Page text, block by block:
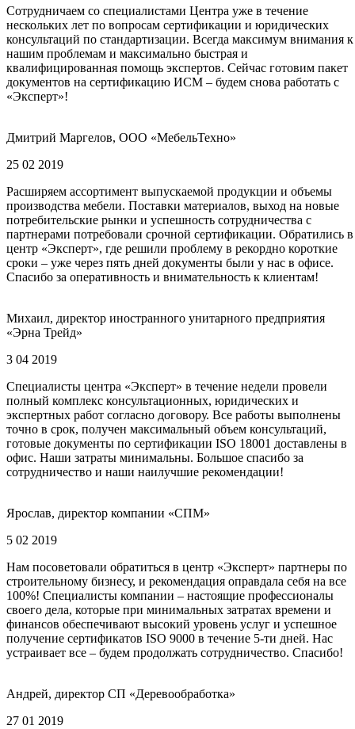
Сотрудничаем со специалистами Центра уже в течение
нескольких лет по вопросам сертификации и юридических
консультаций по стандартизации. Всегда максимум внимания к
нашим проблемам и максимально быстрая и
квалифицированная помощь экспертов. Сейчас готовим пакет
документов на сертификацию ИСМ – будем снова работать с
«Эксперт»!
Дмитрий Маргелов, ООО «МебельТехно»
25 02 2019
Расширяем ассортимент выпускаемой продукции и объемы
производства мебели. Поставки материалов, выход на новые
потребительские рынки и успешность сотрудничества с
партнерами потребовали срочной сертификации. Обратились в
центр «Эксперт», где решили проблему в рекордно короткие
сроки – уже через пять дней документы были у нас в офисе.
Спасибо за оперативность и внимательность к клиентам!
Михаил, директор иностранного унитарного предприятия
«Эрна Трейд»
3 04 2019
Специалисты центра «Эксперт» в течение недели провели
полный комплекс консультационных, юридических и
экспертных работ согласно договору. Все работы выполнены
точно в срок, получен максимальный объем консультаций,
готовые документы по сертификации ISO 18001 доставлены в
офис. Наши затраты минимальны. Большое спасибо за
сотрудничество и наши наилучшие рекомендации!
Ярослав, директор компании «СПМ»
5 02 2019
Нам посоветовали обратиться в центр «Эксперт» партнеры по
строительному бизнесу, и рекомендация оправдала себя на все
100%! Специалисты компании – настоящие профессионалы
своего дела, которые при минимальных затратах времени и
финансов обеспечивают высокий уровень услуг и успешное
получение сертификатов ISO 9000 в течение 5-ти дней. Нас
устраивает все – будем продолжать сотрудничество. Спасибо!
Андрей, директор СП «Деревообработка»
27 01 2019